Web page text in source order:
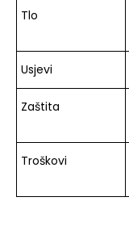
Tlo
Usjevi
Zaštita
Troškovi